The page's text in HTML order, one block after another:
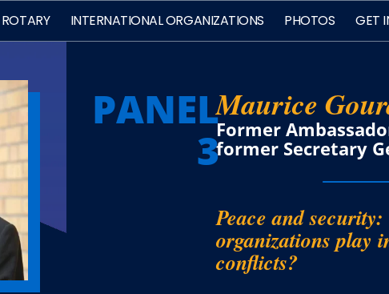
ROTARY INTERNATIONAL ORGANIZATIONS PHOTOS GET
PANEL
3
Maurice
Former
former Secretary
Peace and
organizations play
conflicts?